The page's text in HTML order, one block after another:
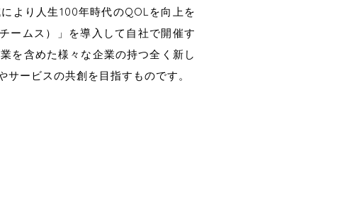
より人生100年時代のQOLを向上を
ームス）」を導入して自社で開催す
を含めた様々な企業の持つ全く新し
ービスの共創を目指すものです。